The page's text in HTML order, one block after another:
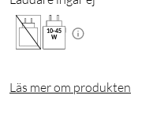
10-45
W
Läs mer om produkten